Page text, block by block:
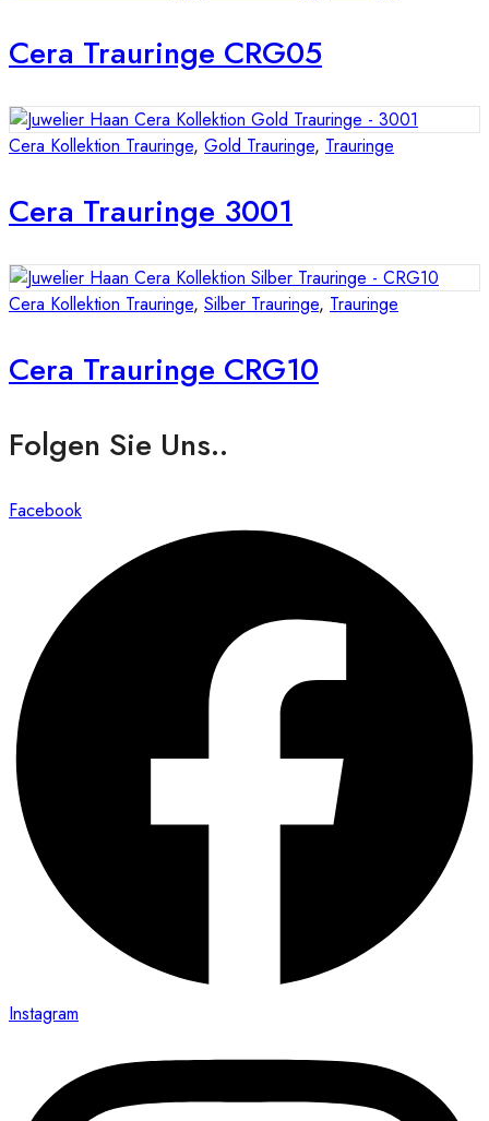
Cera Trauringe CRG05
Cera Kollektion Trauringe, Gold Trauringe, Trauringe
Cera Trauringe 3001
Cera Kollektion Trauringe, Silber Trauringe, Trauringe
Cera Trauringe CRG10
Folgen Sie Uns..
Facebook
Instagram